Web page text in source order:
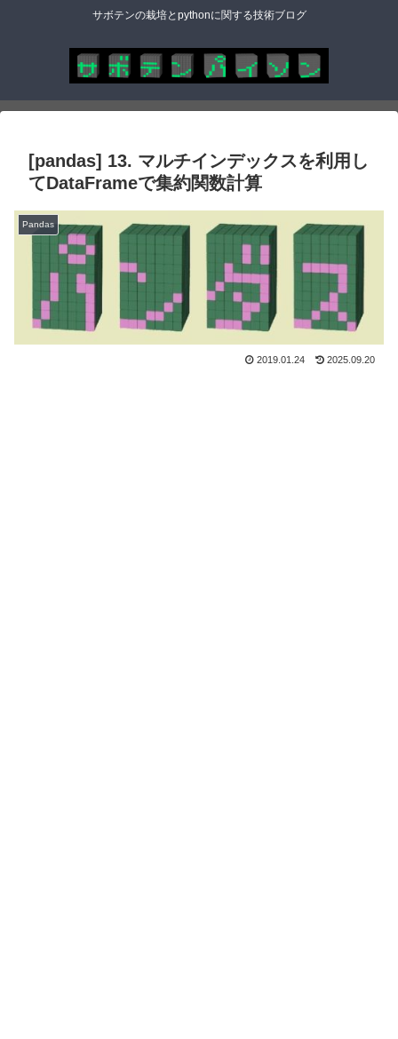
サボテンの栽培とpythonに関する技術ブログ
[pandas] 13. マルチインデックスを利用し
てDataFrameで集約関数計算
Pandas
2019.01.24 2025.09.20